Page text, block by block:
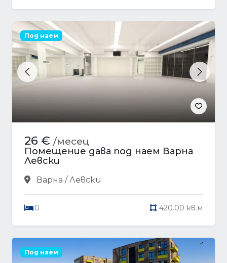
Previous Next
Под наем
26 € /месец
Помещение дава под наем Варна
Левски
Варна / Левски
0 420.00 кв.м
Под наем